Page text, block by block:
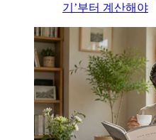
기’부터 계산해야